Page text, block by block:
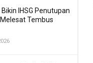
IHSG Penutupan
Tembus